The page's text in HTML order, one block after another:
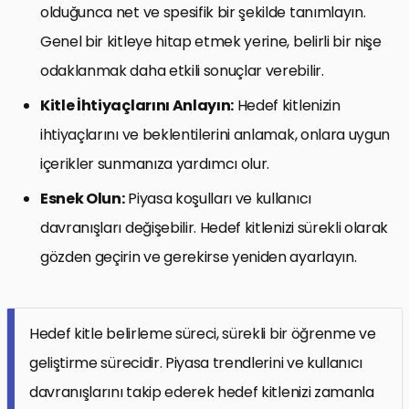
olduğunca net ve spesifik bir şekilde tanımlayın.
Genel bir kitleye hitap etmek yerine, belirli bir nişe
odaklanmak daha etkili sonuçlar verebilir.
Kitle İhtiyaçlarını Anlayın: Hedef kitlenizin
ihtiyaçlarını ve beklentilerini anlamak, onlara uygun
içerikler sunmanıza yardımcı olur.
Esnek Olun:Piyasa koşulları ve kullanıcı
davranışları değişebilir. Hedef kitlenizi sürekli olarak
gözden geçirin ve gerekirse yeniden ayarlayın.
Hedef kitle belirleme süreci, sürekli bir öğrenme ve
geliştirme sürecidir. Piyasa trendlerini ve kullanıcı
davranışlarını takip ederek hedef kitlenizi zamanla